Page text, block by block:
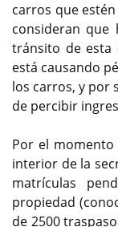
carros que
consideran
tránsito de esta
está causando
los carros, y por
de percibir
Por el
interior de la
matrículas
propiedad
de 2500